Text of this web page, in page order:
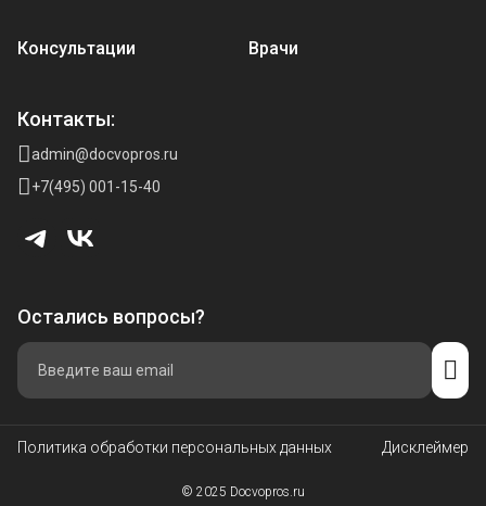
Консультации Врачи
Контакты:
admin@docvopros.ru
+7(495) 001-15-40
Остались вопросы?
Политика обработки персональных данных Дисклеймер
© 2025 Docvopros.ru